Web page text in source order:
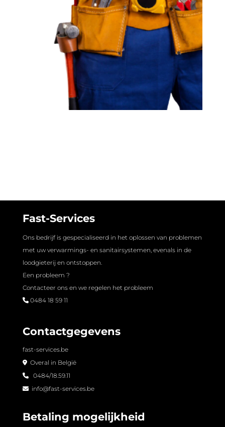
Fast-Services
Ons bedrijf is gespecialiseerd in het oplossen van problemen
met uw verwarmings- en sanitairsystemen, evenals in de
loodgieterij en ontstoppen.
Een probleem ?
Contacteer ons en we regelen het probleem
0484 18 59 11
Contactgegevens
fast-services.be
Overal in België
0484/18.59.11
info@fast-services.be
Betaling mogelijkheid